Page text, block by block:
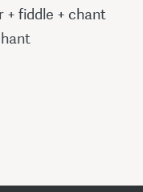
+ fiddle + chant